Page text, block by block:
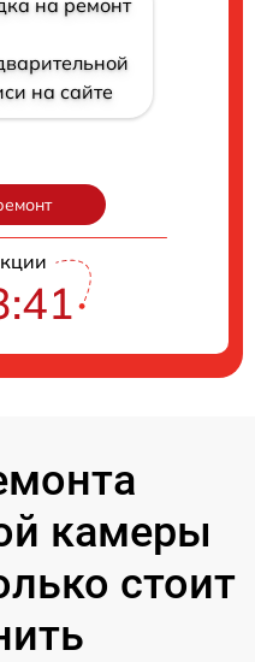
на сайте
камеры
стоит